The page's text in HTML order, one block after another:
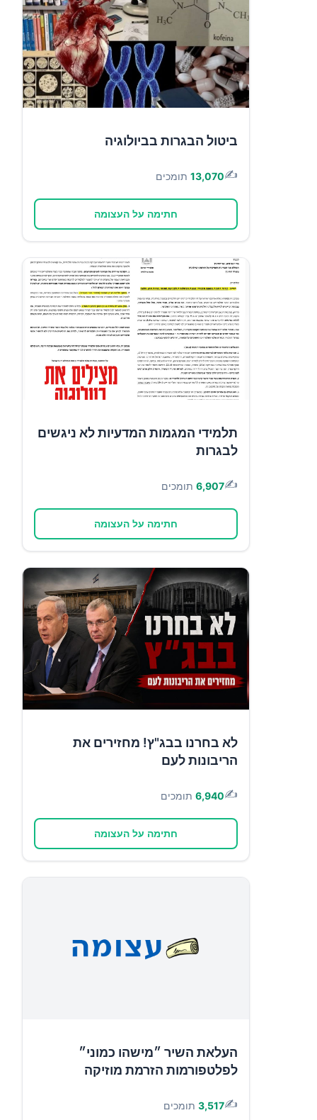
ביטול הבגרות בביולוגיה
✍️
13,070 תומכים
חתימה על העצומה
תלמידי המגמות המדעיות לא ניגשים
לבגרות
✍️
6,907 תומכים
חתימה על העצומה
לא בחרנו בבג"ץ! מחזירים את
הריבונות לעם
✍️
6,940 תומכים
חתימה על העצומה
העלאת השיר ״מישהו כמוני״
לפלטפורמות הזרמת מוזיקה
✍️
3,517 תומכים